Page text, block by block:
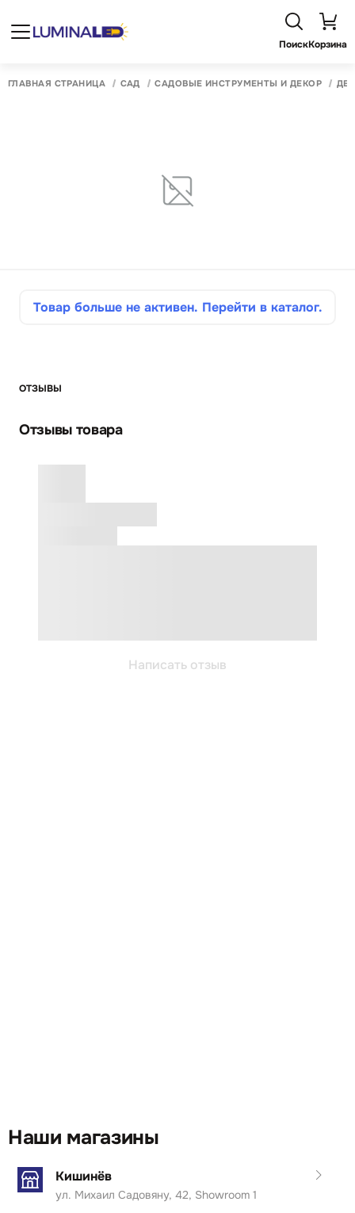
ПоискКорзина
ГЛАВНАЯ СТРАНИЦА САД САДОВЫЕ ИНСТРУМЕНТЫ И ДЕКОР
Товар больше не активен. Перейти в каталог.
ОТЗЫВЫ
Отзывы товара
Написать отзыв
Наши магазины
Кишинёв
ул. Михаил Садовяну, 42, Showroom 1